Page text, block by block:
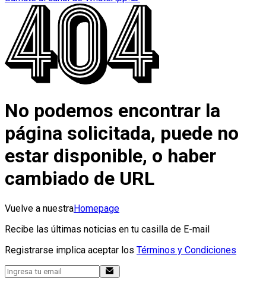
No podemos encontrar la
página solicitada, puede no
estar disponible, o haber
cambiado de URL
Vuelve a nuestraHomepage
Recibe las últimas noticias en tu casilla de E-mail
Registrarse implica aceptar los Términos y Condiciones